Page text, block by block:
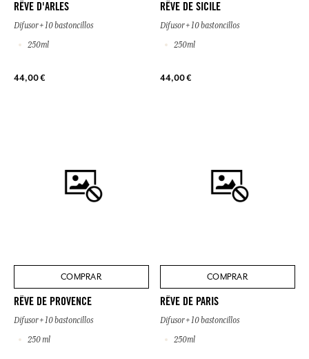
RÊVE D'ARLES
Difusor + 10 bastoncillos
250ml
44,00 €
RÊVE DE SICILE
Difusor + 10 bastoncillos
250ml
44,00 €
COMPRAR
RÊVE DE PROVENCE
Difusor + 10 bastoncillos
250 ml
COMPRAR
RÊVE DE PARIS
Difusor + 10 bastoncillos
250ml